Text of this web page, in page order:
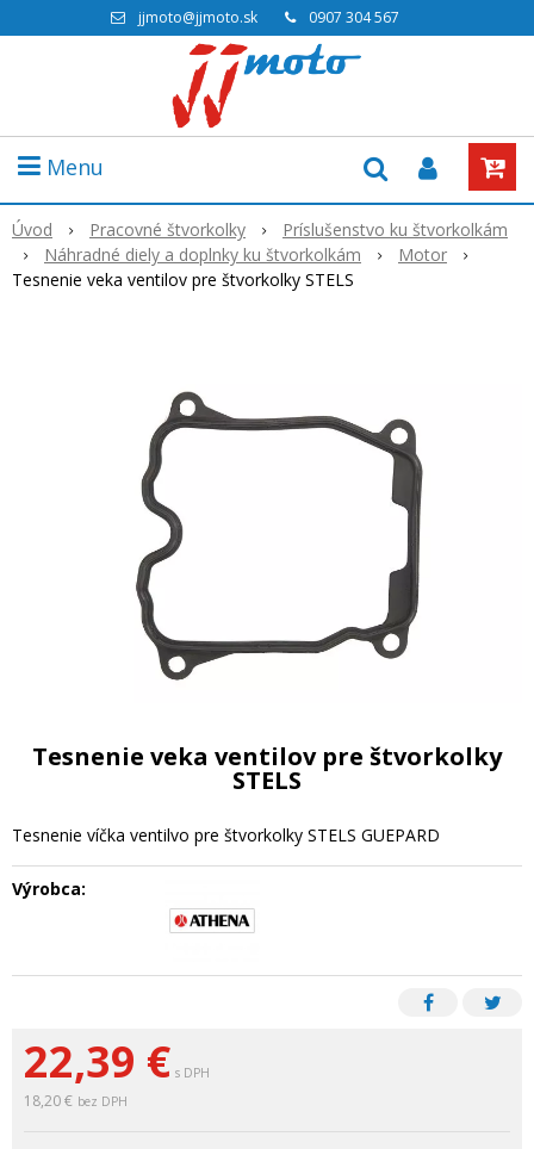
jjmoto@jjmoto.sk 0907 304 567
Menu
Úvod Pracovné štvorkolky
Príslušenstvo ku štvorkolkám
Náhradné diely a doplnky ku štvorkolkám
Motor
Tesnenie veka ventilov pre štvorkolky STELS
22,39 € s DPH
18,20 € bez DPH
Tesnenie veka ventilov pre štvorkolky
STELS
Tesnenie víčka ventilvo pre štvorkolky STELS GUEPARD
Výrobca: